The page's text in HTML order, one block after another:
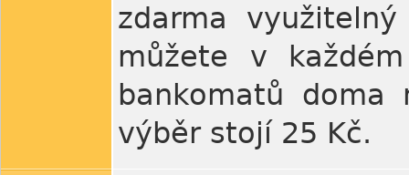
zdarma
můžete v
bankomatů doma
výběr stojí 25 Kč.